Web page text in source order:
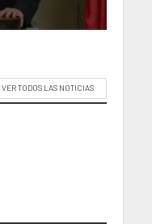
VER TODOS LAS NOTICIAS